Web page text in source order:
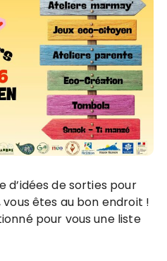
êtes au bon endroit !
pour vous une liste